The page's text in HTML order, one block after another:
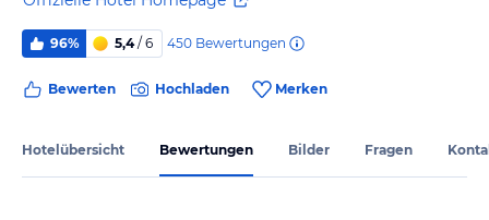
96% 5,4/ 6 450 Bewertungen
Bewerten Hochladen Merken
Hotelübersicht Bewertungen Bilder Fragen